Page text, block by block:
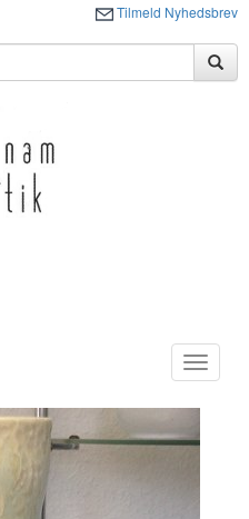
Tilmeld Nyhedsbrev
Toggle